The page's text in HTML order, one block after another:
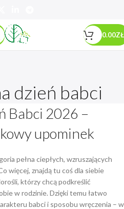
0.00ZŁ
dzień babci
Babci 2026 –
upominek
pełna ciepłych, wzruszających
więcej, znajdą tu coś dla siebie
którzy chcą podkreślić
w rodzinie. Dzięki temu łatwo
babci i sposobu wręczenia – w